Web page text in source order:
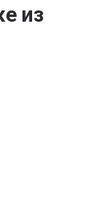
из